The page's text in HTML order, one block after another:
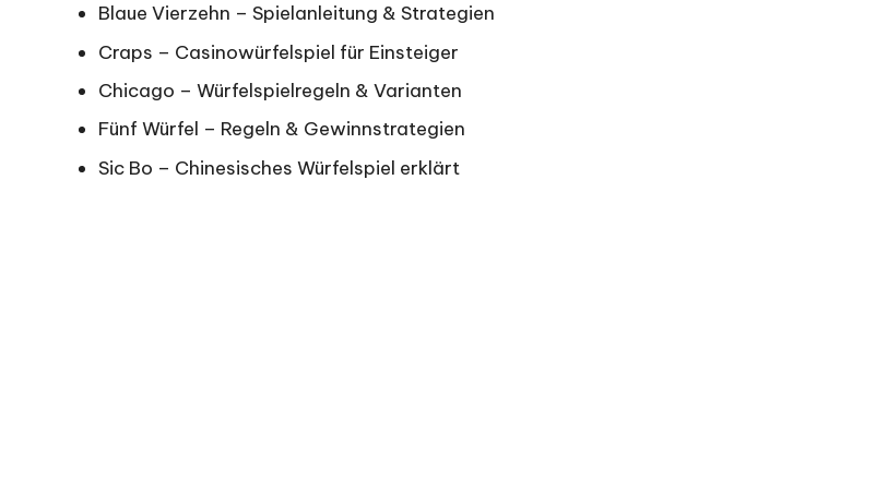
Blaue Vierzehn – Spielanleitung & Strategien
Craps – Casinowürfelspiel für Einsteiger
Chicago – Würfelspielregeln & Varianten
Fünf Würfel – Regeln & Gewinnstrategien
Sic Bo – Chinesisches Würfelspiel erklärt